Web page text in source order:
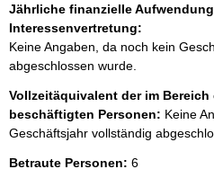
:
Jährliche finanzielle
Interessenvertretung:
Keine Angaben, da noch kein
abgeschlossen wurde.
Vollzeitäquivalent der im
beschäftigten Personen: Keine
Geschäftsjahr vollständig
Betraute Personen: 6